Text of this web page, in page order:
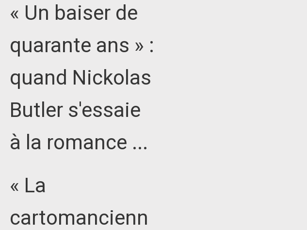
« Un baiser de
quarante ans » :
quand Nickolas
Butler s'essaie
à la romance ...
« La
cartomancienn